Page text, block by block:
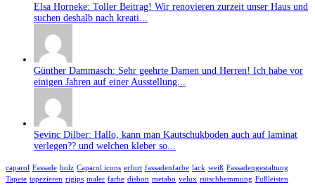
Elsa Horneke: Toller Beitrag! Wir renovieren zurzeit unser Haus und
suchen deshalb nach kreati...
Günther Dammasch: Sehr geehrte Damen und Herren! Ich habe vor
einigen Jahren auf einer Ausstellung...
Sevinc Dilber: Hallo, kann man Kautschukboden auch auf laminat
verlegen?? und welchen kleber so...
caparol Fassade holz Caparol icons erfurt fassadenfarbe lack weiß Fassadengestaltung
Tapete tapezieren rigips maler farbe disbon metabo velux rutschhemmung Fußleisten